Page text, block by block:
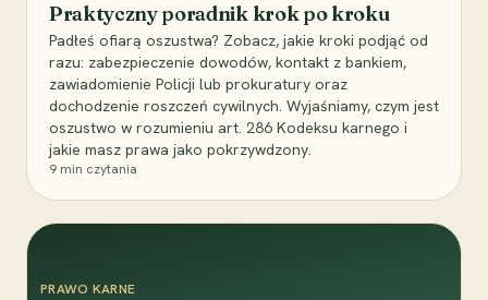
Praktyczny poradnik krok po kroku
Padłeś ofiarą oszustwa? Zobacz, jakie kroki podjąć od
razu: zabezpieczenie dowodów, kontakt z bankiem,
zawiadomienie Policji lub prokuratury oraz
dochodzenie roszczeń cywilnych. Wyjaśniamy, czym jest
oszustwo w rozumieniu art. 286 Kodeksu karnego i
jakie masz prawa jako pokrzywdzony.
9 min czytania
PRAWO KARNE